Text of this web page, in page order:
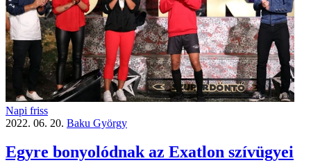
Napi friss
2022. 06. 20. Baku György
Egyre bonyolódnak az Exatlon szívügyei